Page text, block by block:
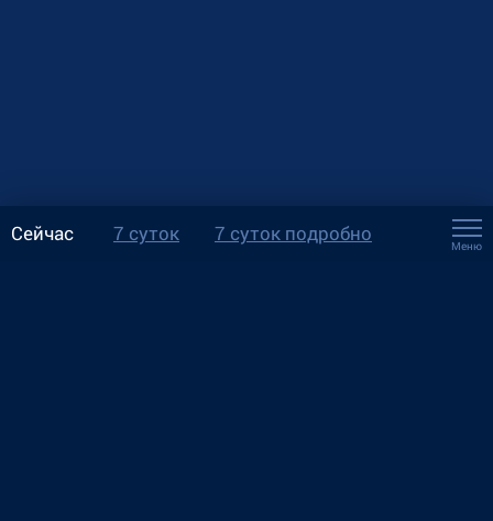
Сейчас 7 суток 7 суток подробно
Меню